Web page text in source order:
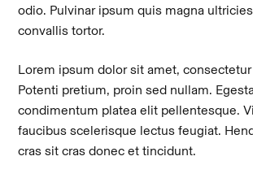
odio. Pulvinar ipsum quis magna
convallis tortor.
Lorem ipsum dolor sit amet,
Potenti pretium, proin sed nullam.
condimentum platea elit pellentesque.
faucibus scelerisque lectus feugiat.
cras sit cras donec et tincidunt.